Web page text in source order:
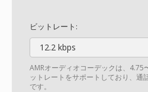
ビットレート:
12.2 kbps
AMRオーディオコーデックは、
ットレートをサポートしており、通
です。